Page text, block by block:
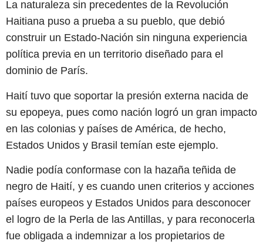
La naturaleza sin precedentes de la Revolución
Haitiana puso a prueba a su pueblo, que debió
construir un Estado-Nación sin ninguna experiencia
política previa en un territorio diseñado para el
dominio de París.
Haití tuvo que soportar la presión externa nacida de
su epopeya, pues como nación logró un gran impacto
en las colonias y países de América, de hecho,
Estados Unidos y Brasil temían este ejemplo.
Nadie podía conformase con la hazaña teñida de
negro de Haití, y es cuando unen criterios y acciones
países europeos y Estados Unidos para desconocer
el logro de la Perla de las Antillas, y para reconocerla
fue obligada a indemnizar a los propietarios de